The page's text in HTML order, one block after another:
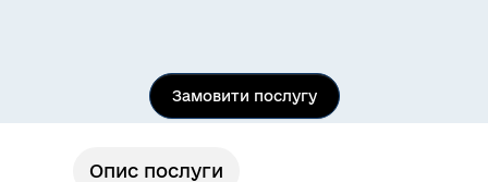
Замовити послугу
Опис послуги